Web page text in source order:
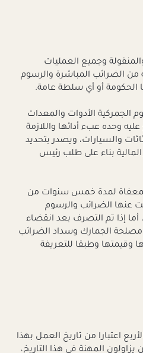
وجميع العمليات
من الضرائب المباشرة والرسوم
الحكومة أو أي سلطة عامة.
الجمركية الأدوات والمعدات
وحده عبء أدائها واللازمة
والسيارات، ويصدر بتحديد
المالية بناء على طلب رئيس
لمدة خمس سنوات من
عنها الضرائب والرسوم
أما إذا تم التصرف بعد انقضاء
مصلحة الجمارك وسداد الضرائب
وقيمتها وطبقا للتعريفة
اعتبارا من تاريخ العمل بهذا
يزاولون المهنة في هذا التاريخ،